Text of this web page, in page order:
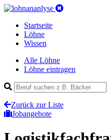
Startseite
Löhne
Wissen
Alle Löhne
Löhne eintragen
Zurück zur Liste
Jobangebote